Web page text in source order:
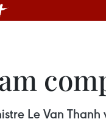
Le Van